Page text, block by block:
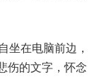
坐在电脑前边，
伤的文字，怀念